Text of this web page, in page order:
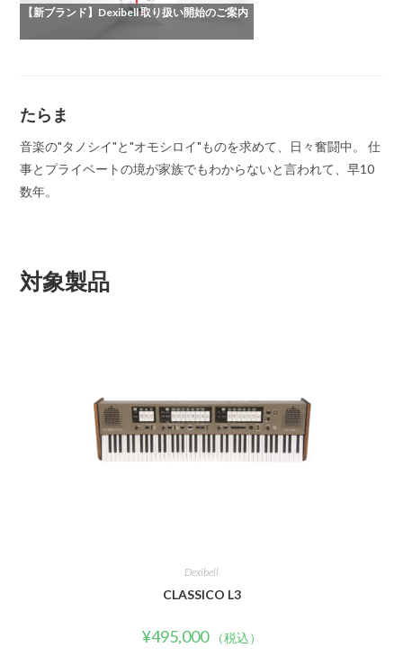
【新ブランド】Dexibell 取り扱い開始のご案内
たらま
音楽の"タノシイ"と"オモシロイ"ものを求めて、日々奮闘中。 仕
事とプライベートの境が家族でもわからないと言われて、早10
数年。
対象製品
Dexibell
CLASSICO L3
¥495,000 （税込）